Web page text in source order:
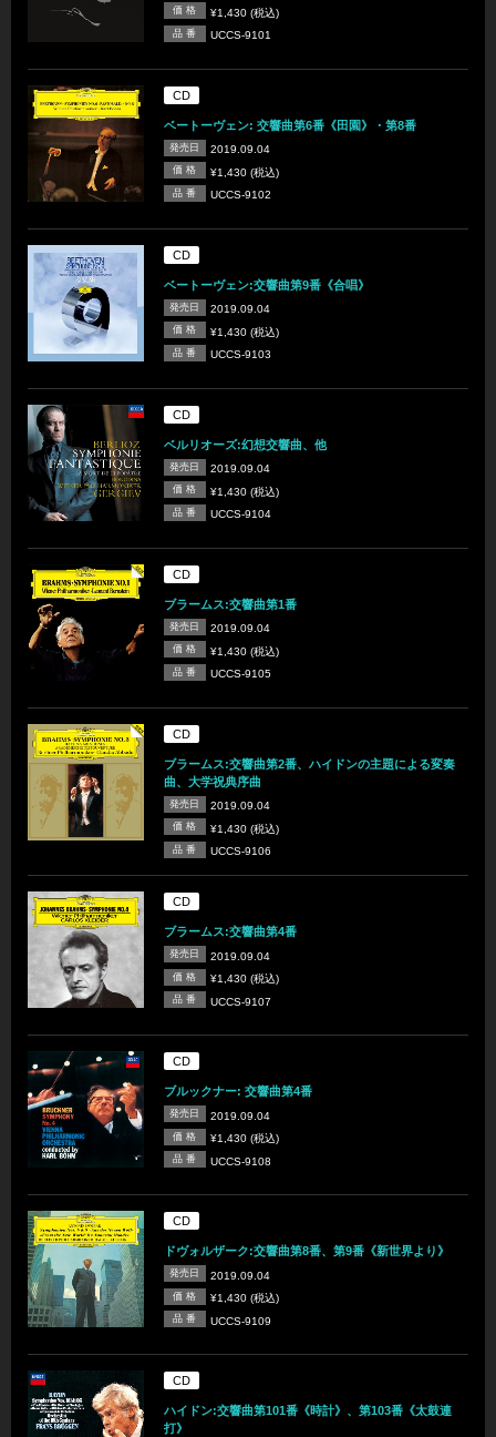
価 格 ¥1,430 (税込)
品 番 UCCS-9101
CD
ベートーヴェン: 交響曲第6番《田園》・第8番
発売日 2019.09.04
価 格 ¥1,430 (税込)
品 番 UCCS-9102
CD
ベートーヴェン:交響曲第9番《合唱》
発売日 2019.09.04
価 格 ¥1,430 (税込)
品 番 UCCS-9103
CD
ベルリオーズ:幻想交響曲、他
発売日 2019.09.04
価 格 ¥1,430 (税込)
品 番 UCCS-9104
CD
ブラームス:交響曲第1番
発売日 2019.09.04
価 格 ¥1,430 (税込)
品 番 UCCS-9105
CD
ブラームス:交響曲第2番、ハイドンの主題による変奏
曲、大学祝典序曲
発売日 2019.09.04
価 格 ¥1,430 (税込)
品 番 UCCS-9106
CD
ブラームス:交響曲第4番
発売日 2019.09.04
価 格 ¥1,430 (税込)
品 番 UCCS-9107
CD
ブルックナー: 交響曲第4番
発売日 2019.09.04
価 格 ¥1,430 (税込)
品 番 UCCS-9108
CD
ドヴォルザーク:交響曲第8番、第9番《新世界より》
発売日 2019.09.04
価 格 ¥1,430 (税込)
品 番 UCCS-9109
CD
ハイドン:交響曲第101番《時計》、第103番《太鼓連
打》